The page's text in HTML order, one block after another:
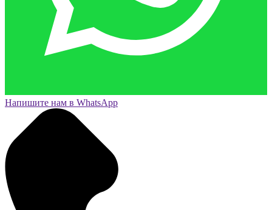
Напишите нам в WhatsApp